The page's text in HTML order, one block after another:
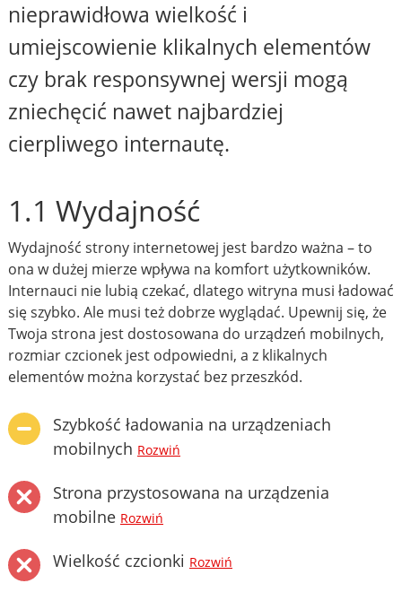
nieprawidłowa wielkość i
umiejscowienie klikalnych elementów
czy brak responsywnej wersji mogą
zniechęcić nawet najbardziej
cierpliwego internautę.
1.1 Wydajność
Wydajność strony internetowej jest bardzo ważna – to
ona w dużej mierze wpływa na komfort użytkowników.
Internauci nie lubią czekać, dlatego witryna musi ładować
się szybko. Ale musi też dobrze wyglądać. Upewnij się, że
Twoja strona jest dostosowana do urządzeń mobilnych,
rozmiar czcionek jest odpowiedni, a z klikalnych
elementów można korzystać bez przeszkód.
Szybkość ładowania na urządzeniach
mobilnych Rozwiń
Strona przystosowana na urządzenia
mobilne Rozwiń
Wielkość czcionki Rozwiń